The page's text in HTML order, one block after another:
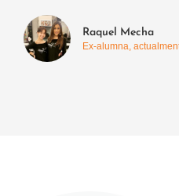
Raquel Mecha
Ex-alumna,